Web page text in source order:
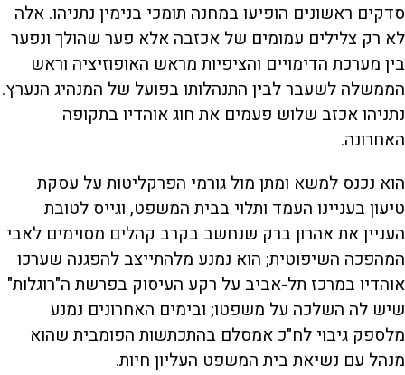
סדקים ראשונים הופיעו במחנה תומכי בנימין נתניהו. אלה
לא רק צלילים עמומים של אכזבה אלא פער שהולך ונפער
בין מערכת הדימויים והציפיות מראש האופוזיציה וראש
הממשלה לשעבר לבין התנהלותו בפועל של המנהיג הנערץ.
נתניהו אכזב שלוש פעמים את חוג אוהדיו בתקופה
האחרונה.
הוא נכנס למשא ומתן מול גורמי הפרקליטות על עסקת
טיעון בעניינו העמד ותלוי בבית המשפט, וגייס לטובת
העניין את אהרון ברק שנחשב בקרב קהלים מסוימים לאבי
המהפכה השיפוטית; הוא נמנע מלהתייצב להפגנה שערכו
אוהדיו במרכז תל-אביב על רקע העיסוק בפרשת ה"רוגלות"
שיש לה השלכה על משפטו; ובימים האחרונים נמנע
מלספק גיבוי לח"כ אמסלם בהתכתשות הפומבית שהוא
מנהל עם נשיאת בית המשפט העליון חיות.